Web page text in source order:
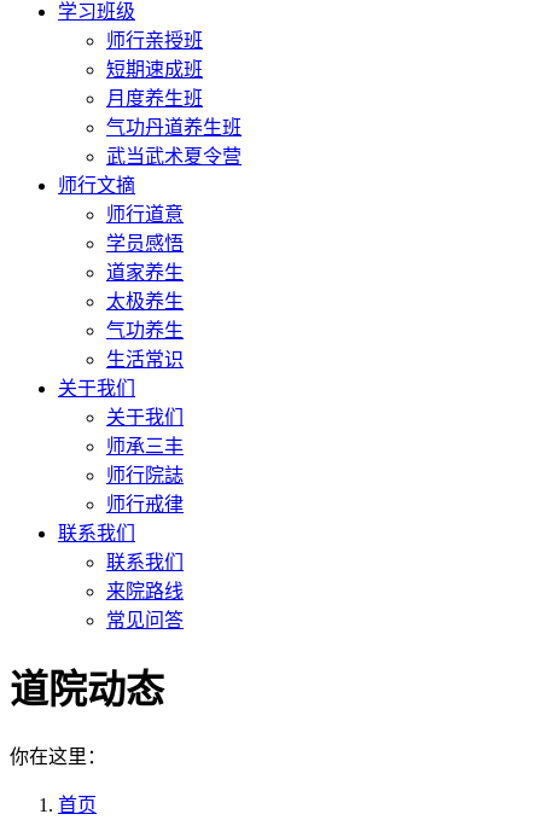
学习班级
师行亲授班
短期速成班
月度养生班
气功丹道养生班
武当武术夏令营
师行文摘
师行道意
学员感悟
道家养生
太极养生
气功养生
生活常识
关于我们
关于我们
师承三丰
师行院誌
师行戒律
联系我们
联系我们
来院路线
常见问答
道院动态
你在这里：
首页